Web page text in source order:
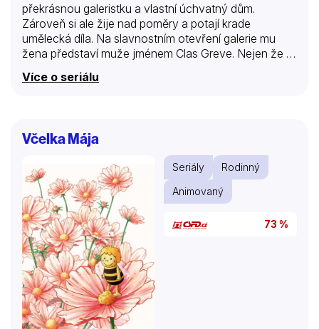
překrásnou galeristku a vlastní úchvatný dům.
Zároveň si ale žije nad poměry a potají krade
umělecká díla. Na slavnostním otevření galerie mu
žena představí muže jménem Clas Greve. Nejen že je
Greve ideálním kandidátem na pozici, o kterou Roger
usiluje, je i majitelem Rubensova Lovu na kance,
krádež. Brzy ovšem narazí na problém a tentokrát to
nejsou peníze, které by ho mohly poslat ke dnu…
Více o seriálu
Včelka Mája
Seriály
Rodinný
Animovaný
73 %